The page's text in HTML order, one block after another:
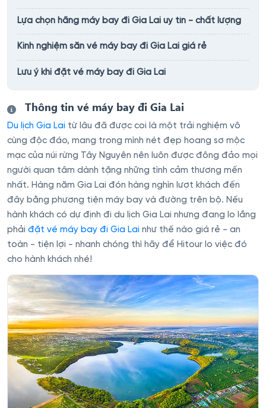
Lựa chọn hãng máy bay đi Gia Lai uy tín - chất lượng
Kinh nghiệm săn vé máy bay đi Gia Lai giá rẻ
Lưu ý khi đặt vé máy bay đi Gia Lai
Thông tin vé máy bay đi Gia Lai
Du lịch Gia Lai từ lâu đã được coi là một trải nghiệm vô
cùng độc đáo, mang trong mình nét đẹp hoang sơ mộc
mạc của núi rừng Tây Nguyên nên luôn được đông đảo mọi
người quan tâm dành tặng những tình cảm thương mến
nhất. Hàng năm Gia Lai đón hàng nghìn lượt khách đến
đây bằng phương tiện máy bay và đường trên bộ. Nếu
hành khách có dự định đi du lịch Gia Lai nhưng đang lo lắng
phải đặt vé máy bay đi Gia Lai như thế nào giá rẻ - an
toàn - tiện lợi - nhanh chóng thì hãy để Hitour lo việc đó
cho hành khách nhé!